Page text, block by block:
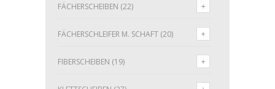
FÄCHERSCHEIBEN (22)
FÄCHERSCHLEIFER M. SCHAFT (20)
FIBERSCHEIBEN (19)